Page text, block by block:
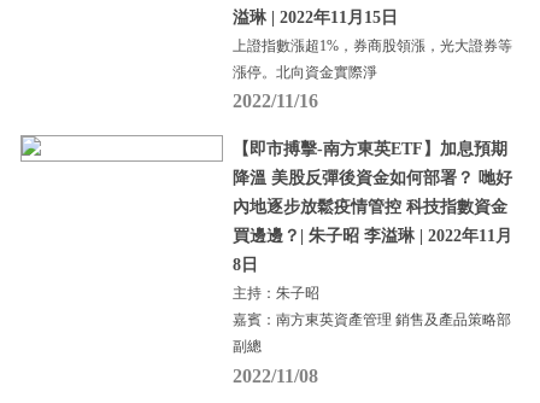
溢琳 | 2022年11月15日
上證指數漲超1%，券商股領漲，光大證券等
漲停。北向資金實際淨
2022/11/16
【即市搏擊-南方東英ETF】加息預期
降溫 美股反彈後資金如何部署？ 哋好
內地逐步放鬆疫情管控 科技指數資金
買邊邊？| 朱子昭 李溢琳 | 2022年11月
8日
主持：朱子昭
嘉賓：南方東英資產管理 銷售及產品策略部
副總
2022/11/08